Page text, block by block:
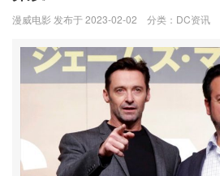
漫威电影
漫威电影 发布于 2023-02-02 分类： DC资讯